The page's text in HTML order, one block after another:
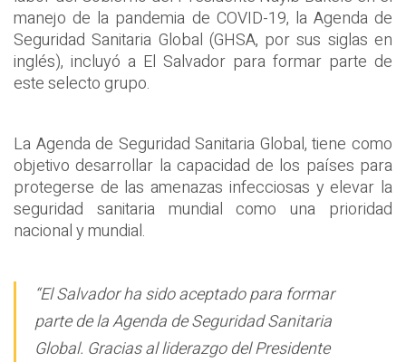
manejo de la pandemia de COVID-19, la Agenda de
Seguridad Sanitaria Global (GHSA, por sus siglas en
inglés), incluyó a El Salvador para formar parte de
este selecto grupo.
La Agenda de Seguridad Sanitaria Global, tiene como
objetivo desarrollar la capacidad de los países para
protegerse de las amenazas infecciosas y elevar la
seguridad sanitaria mundial como una prioridad
nacional y mundial.
“El Salvador ha sido aceptado para formar
parte de la Agenda de Seguridad Sanitaria
Global. Gracias al liderazgo del Presidente